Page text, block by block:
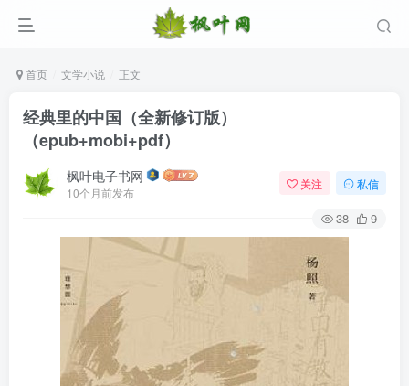
首页 文学小说 正文
经典里的中国（全新修订版）
（epub+mobi+pdf）
枫叶电子书网
10个月前发布
关注 私信
38 9
登录
没有账号？立即注册
用户名/手机号/邮箱